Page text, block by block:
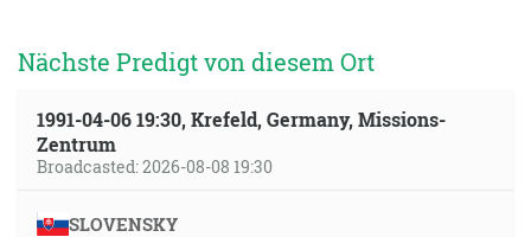
Nächste Predigt von diesem Ort
1991-04-06 19:30, Krefeld, Germany, Missions-
Zentrum
Broadcasted: 2026-08-08 19:30
SLOVENSKY